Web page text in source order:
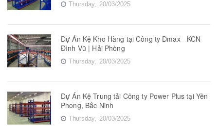
Thursday, 20/03/2025
Dự Án Kệ Kho Hàng tại Công ty Dmax - KCN
Đình Vũ | Hải Phòng
Thursday, 20/03/2025
Dự Án Kệ Trung tải Công ty Power Plus tại Yên
Phong, Bắc Ninh
Thursday, 20/03/2025